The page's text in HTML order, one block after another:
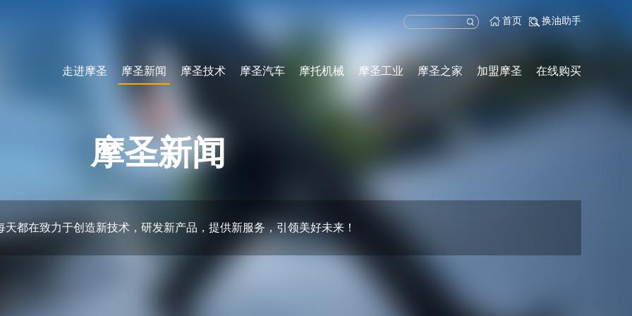
换油助手
首页
走进摩圣 摩圣新闻 摩圣技术 摩圣汽车 摩托机械 摩圣工业 摩圣之家 加盟摩圣 在线购买
摩圣新闻
天都在致力于创造新技术，研发新产品，提供新服务，引领美好未来！